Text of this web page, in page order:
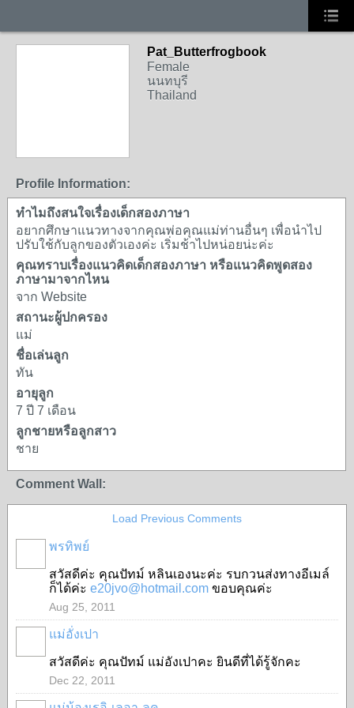
Pat_Butterfrogbook
Female
นนทบุรี
Thailand
Profile Information:
ทำไมถึงสนใจเรื่องเด็กสองภาษา
อยากศึกษาแนวทางจากคุณพ่อคุณแม่ท่านอื่นๆ เพื่อนำไป
ปรับใช้กับลูกของตัวเองค่ะ เริ่มช้าไปหน่อยน่ะค่ะ
คุณทราบเรื่องแนวคิดเด็กสองภาษา หรือแนวคิดพูดสอง
ภาษามาจากไหน
จาก Website
สถานะผู้ปกครอง
แม่
ชื่อเล่นลูก
ทัน
อายุลูก
7 ปี 7 เดือน
ลูกชายหรือลูกสาว
ชาย
Comment Wall:
Load Previous Comments
พรทิพย์
สวัสดีค่ะ คุณปัทม์ หลินเองนะค่ะ รบกวนส่งทางอีเมล์
ก็ได้ค่ะ e20jvo@hotmail.com ขอบคุณค่ะ
Aug 25, 2011
แม่อั่งเปา
สวัสดีค่ะ คุณปัทม์ แม่อังเปาคะ ยินดีที่ได้รู้จักคะ
Dec 22, 2011